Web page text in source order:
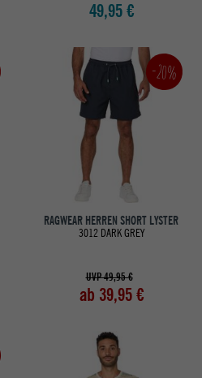
49,95 €
-20%
RAGWEAR HERREN SHORT LYSTER
3012 DARK GREY
UVP 49,95 €
ab 39,95 €